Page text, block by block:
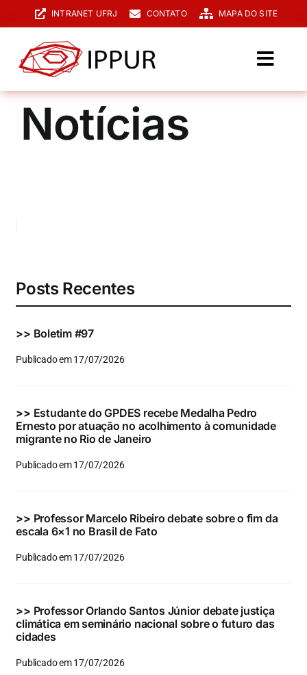
para
conteúdo
INTRANET UFRJ CONTATO MAPA DO SITE
O IPPUR
Graduação
Eventos e Certificados
para:
Notícias
Posts Recentes
>> Boletim #97
Publicado em 17/07/2026
>> Estudante do GPDES recebe Medalha Pedro
Ernesto por atuação no acolhimento à comunidade
migrante no Rio de Janeiro
Publicado em 17/07/2026
>> Professor Marcelo Ribeiro debate sobre o fim da
escala 6×1 no Brasil de Fato
Publicado em 17/07/2026
>> Professor Orlando Santos Júnior debate justiça
climática em seminário nacional sobre o futuro das
cidades
Publicado em 17/07/2026